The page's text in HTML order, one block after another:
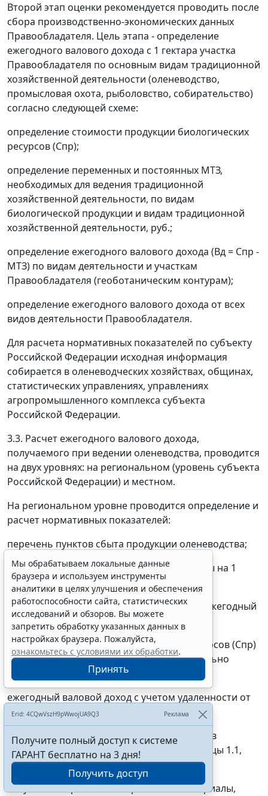
Второй этап оценки рекомендуется проводить после
сбора производственно-экономических данных
Правообладателя. Цель этапа - определение
ежегодного валового дохода с 1 гектара участка
Правообладателя по основным видам традиционной
хозяйственной деятельности (оленеводство,
промысловая охота, рыболовство, собирательство)
согласно следующей схеме:
определение стоимости продукции биологических
ресурсов (Спр);
определение переменных и постоянных МТЗ,
необходимых для ведения традиционной
хозяйственной деятельности, по видам
биологической продукции и видам традиционной
хозяйственной деятельности, руб.;
определение ежегодного валового дохода (Вд = Спр -
МТЗ) по видам деятельности и участкам
Правообладателя (геоботаническим контурам);
определение ежегодного валового дохода от всех
видов деятельности Правообладателя.
Для расчета нормативных показателей по субъекту
Российской Федерации исходная информация
собирается в оленеводческих хозяйствах, общинах,
статистических управлениях, управлениях
агропромышленного комплекса субъекта
Российской Федерации.
3.3. Расчет ежегодного валового дохода,
получаемого при ведении оленеводства, проводится
на двух уровнях: на региональном (уровень субъекта
Российской Федерации) и местном.
На региональном уровне проводится определение и
расчет нормативных показателей:
перечень пунктов сбыта продукции оленеводства;
средние материально-технические затраты на 1
гектар пастбищ, руб/га;
средняя стоимость продукции и средний ежегодный
валовой доход на 1 гектар пастбищ, руб/га;
стоимость продукции биологических ресурсов (Спр)
и ежегодный валовой доход (Вд) относительно
средних показателей;
ежегодный валовой доход с учетом удаленности от
пункта реализации (Вд р), руб/га.
Нормативные показатели представляются в
табличной форме (Приложение № 1, таблицы 1.1,
1.2).
Результат: нормативно-справочные материалы,
Мы обрабатываем локальные данные
браузера и используем инструменты
аналитики в целях улучшения и обеспечения
работоспособности сайта, статистических
исследований и обзоров. Вы можете
запретить обработку указанных данных в
настройках браузера. Пожалуйста,
ознакомьтесь с условиями их обработки.
Принять
Erid: 4CQwVszH9pWwojUA9Q3 Реклама
Получите полный доступ к системе
ГАРАНТ бесплатно на 3 дня!
Получить доступ